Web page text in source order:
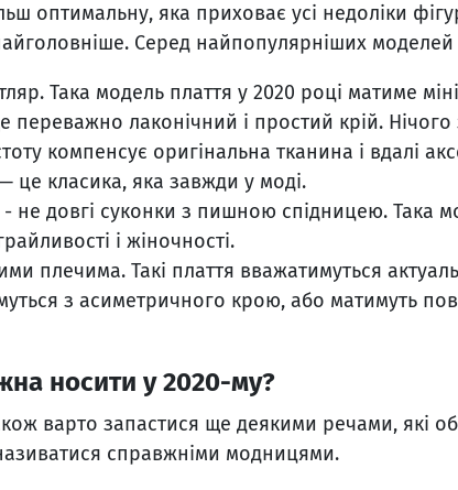
оптимальну, яка приховає усі недоліки
Серед найпопулярніших моделей
Така модель плаття у 2020 році матиме
переважно лаконічний і простий крій. Нічого
компенсує оригінальна тканина і вдалі
це класика, яка завжди у моді.
не довгі суконки з пишною спідницею. Така
і жіночності.
плечима. Такі плаття вважатимуться
з асиметричного крою, або матимуть
носити у 2020-му?
варто запастися ще деякими речами, які
справжніми модницями.